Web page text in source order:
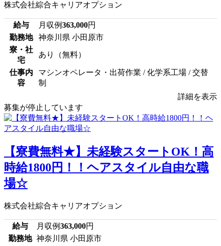
株式会社綜合キャリアオプション
給与 月収例363,000円
勤務地
神奈川県 小田原市
寮・社
宅
あり（無料）
仕事内
容
マシンオペレータ・出荷作業 / 化学系工場 / 交替
制
詳細を表示
募集が停止しています
【寮費無料★】未経験スタートOK！高
時給1800円！！ヘアスタイル自由な職
場☆
株式会社綜合キャリアオプション
給与 月収例363,000円
勤務地 神奈川県 小田原市